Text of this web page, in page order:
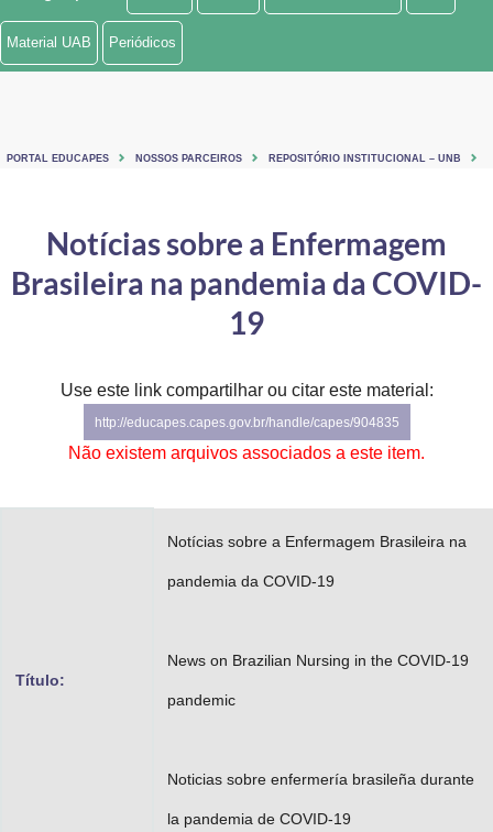
Ministério de Minas e Energia
Controladoria-Geral da União
Ministério da Mulher, da Família e dos Direitos Humanos
Secretaria de Governo
Gabinete de Segurança Institucional
Material UAB Periódicos
PORTAL EDUCAPES NOSSOS PARCEIROS REPOSITÓRIO INSTITUCIONAL – UNB
Notícias sobre a Enfermagem
Brasileira na pandemia da COVID-
19
Use este link compartilhar ou citar este material:
http://educapes.capes.gov.br/handle/capes/904835
Não existem arquivos associados a este item.
Título:
Notícias sobre a Enfermagem Brasileira na
pandemia da COVID-19
News on Brazilian Nursing in the COVID-19
pandemic
Noticias sobre enfermería brasileña durante
la pandemia de COVID-19